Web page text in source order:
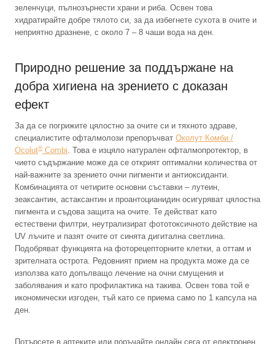
зеленчуци, пълнозърнести храни и риба. Освен това
хидратирайте добре тялото си, за да избегнете сухота в очите и
неприятно дразнене, с около 7 – 8 чаши вода на ден.
Природно решение за поддържане на
добра хигиена на зрението с доказан
ефект
За да се погрижите цялостно за очите си и тяхното здраве,
специалистите офталмолози препоръчват Околут Комби /
Ocolut®Combi . Това е изцяло натурален офталмопротектор, в
чието съдържание може да се открият оптимални количества от
най-важните за зрението очни пигменти и антиоксиданти.
Комбинацията от четирите основни съставки – лутеин,
зеаксантин, астаксантин и проантоцианидин осигуряват цялостна
пигмента и съдова защита на очите. Те действат като
естествени филтри, неутрализират фототоксичното действие на
UV лъчите и пазят очите от синята дигитална светлина.
Подобряват функцията на фоторецепторните клетки, а оттам и
зрителната острота. Редовният прием на продукта може да се
използва като допълващо лечение на очни смущения и
заболявания и като профилактика на такива. Освен това той е
икономически изгоден, тъй като се приема само по 1 капсула на
ден.
Потърсете в аптеките или поръчайте онлайн сега от електронен